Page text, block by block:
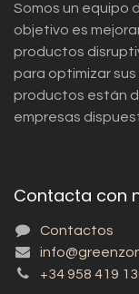
Somos un equipo
objetivo es
productos
para optimizar
productos están
empresas
Contacta con
Contactos
+34 958 419